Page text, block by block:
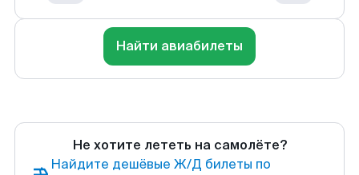
Найти авиабилеты
Не хотите лететь на самолёте?
Найдите дешёвые Ж/Д билеты по